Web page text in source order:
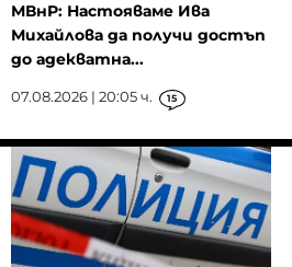
МВнР: Настояваме Ива
Михайлова да получи достъп
до адекватна...
07.08.2026 | 20:05 ч. 15